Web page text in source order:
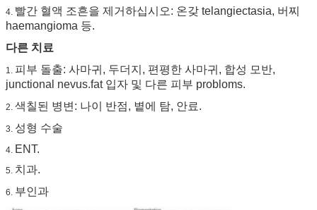
4. 빨간 혈액 조흔을 제거하십시오: 온갖 telangiectasia, 버찌
haemangioma 등.
다른 치료
1. 피부 돌출: 사마귀, 두더지, 편평한 사마귀, 합성 모반,
junctional nevus.fat 입자 및 다른 피부 probloms.
2. 색칠된 병변: 나이 반점, 볕에 탐, 안료.
3. 성형 수술
4. ENT.
5. 치과.
6. 부인과